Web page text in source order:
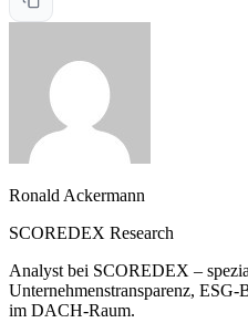
Ronald Ackermann
SCOREDEX Research
Analyst bei SCOREDEX –
Unternehmenstransparenz,
im DACH-Raum.